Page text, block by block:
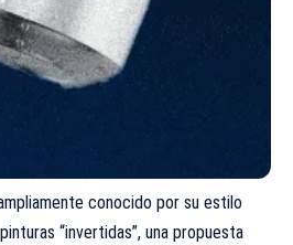
conocido por su estilo
“invertidas”, una propuesta